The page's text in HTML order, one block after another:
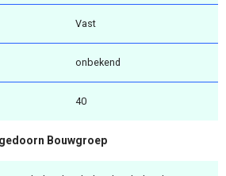
Vast
onbekend
40
Bouwgroep